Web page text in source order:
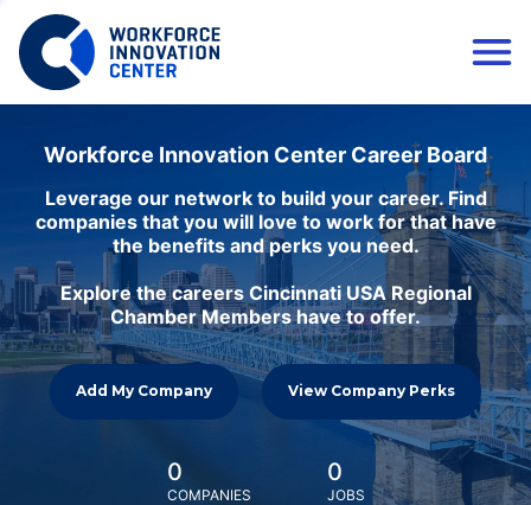
Workforce Innovation Center Career Board
Leverage our network to build your career. Find
companies that you will love to work for that have
the benefits and perks you need.
Explore the careers Cincinnati USA Regional
Chamber Members have to offer.
Add My Company View Company Perks
0
COMPANIES
0
JOBS